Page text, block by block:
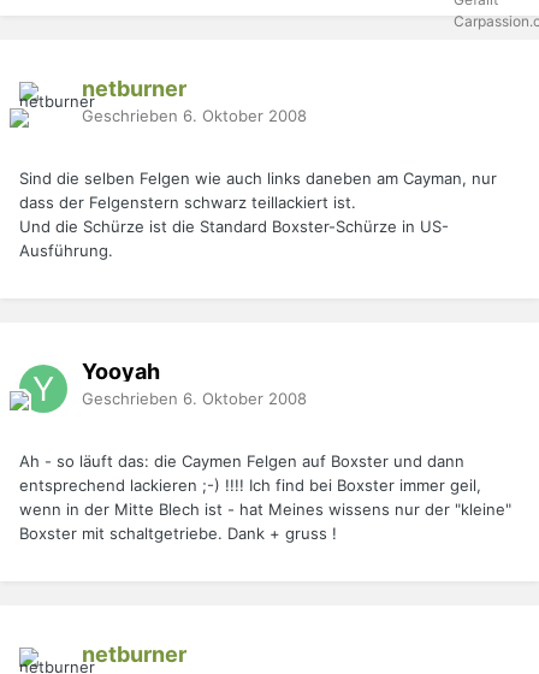
netburner
Geschrieben 6. Oktober 2008
Sind die selben Felgen wie auch links daneben am Cayman, nur
dass der Felgenstern schwarz teillackiert ist.
Und die Schürze ist die Standard Boxster-Schürze in US-
Ausführung.
Yooyah
Geschrieben 6. Oktober 2008
Ah - so läuft das: die Caymen Felgen auf Boxster und dann
entsprechend lackieren ;-) !!!! Ich find bei Boxster immer geil,
wenn in der Mitte Blech ist - hat Meines wissens nur der "kleine"
Boxster mit schaltgetriebe. Dank + gruss !
netburner